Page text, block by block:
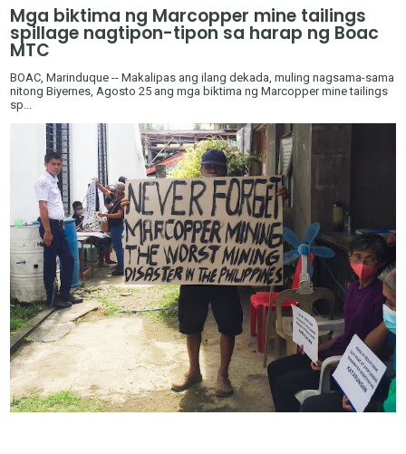
Mga biktima ng Marcopper mine tailings
spillage nagtipon-tipon sa harap ng Boac
MTC
BOAC, Marinduque -- Makalipas ang ilang dekada, muling nagsama-sama
nitong Biyernes, Agosto 25 ang mga biktima ng Marcopper mine tailings
sp...